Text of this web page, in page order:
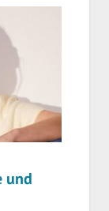
und